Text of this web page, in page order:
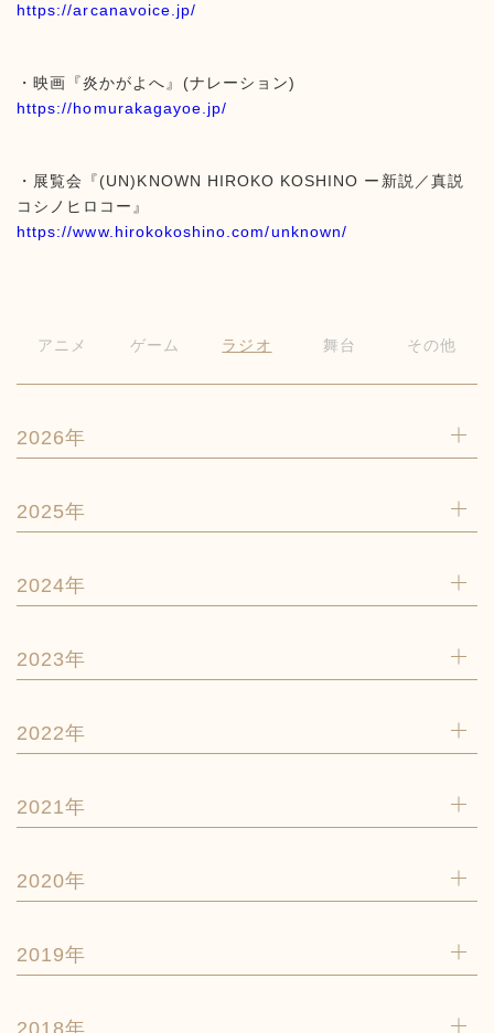
https://arcanavoice.jp/
・映画『炎かがよへ』(ナレーション)
https://homurakagayoe.jp/
・展覧会『(UN)KNOWN HIROKO KOSHINO ー新説／真説
コシノヒロコー』
https://www.hirokokoshino.com/unknown/
アニメ ゲーム ラジオ 舞台 その他
2026年
2025年
2024年
2023年
2022年
2021年
2020年
2019年
2018年